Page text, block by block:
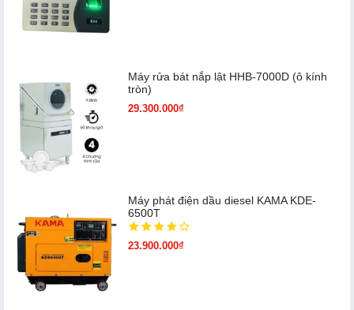
Máy rửa bát nắp lật HHB-7000D (ô kính
tròn)
29.300.000₫
Máy phát điện dầu diesel KAMA KDE-
6500T
23.900.000₫